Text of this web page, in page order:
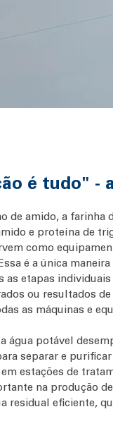
é tudo" -
de amido, a
e proteína de
como
é a única
as etapas
ou resultados
as máquinas e
água potável
separar e
estações de
na produção
residual eficiente,